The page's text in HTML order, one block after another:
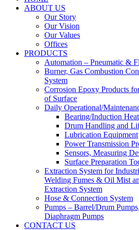
ABOUT US
Our Story
Our Vision
Our Values
Offices
PRODUCTS
Automation – Pneumatic &
Burner, Gas Combustion
System
Corrosion Epoxy Products
of Surface
Daily Operational/
Bearing/Induction
Drum Handling and
Lubrication Equipment
Power Transmission
Sensors, Measuring
Surface Preparation
Extraction System for
Welding Fumes & Oil Mist
Extraction System
Hose & Connection System
Pumps – Barrel/Drum
Diaphragm Pumps
CONTACT US